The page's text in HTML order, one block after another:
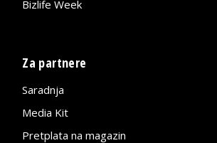
Bizlife Week
Za partnere
Saradnja
Media Kit
Pretplata na magazin